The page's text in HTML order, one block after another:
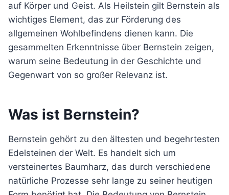
auf Körper und Geist. Als Heilstein gilt Bernstein als
wichtiges Element, das zur Förderung des
allgemeinen Wohlbefindens dienen kann. Die
gesammelten Erkenntnisse über Bernstein zeigen,
warum seine Bedeutung in der Geschichte und
Gegenwart von so großer Relevanz ist.
Was ist Bernstein?
Bernstein gehört zu den ältesten und begehrtesten
Edelsteinen der Welt. Es handelt sich um
versteinertes Baumharz, das durch verschiedene
natürliche Prozesse sehr lange zu seiner heutigen